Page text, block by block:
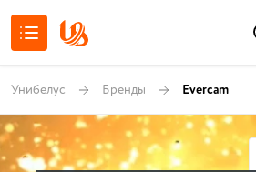
Унибелус Бренды Evercam